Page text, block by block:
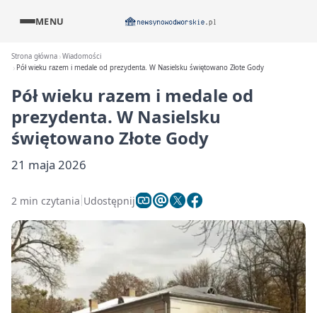
MENU
Strona główna Wiadomości
Pół wieku razem i medale od prezydenta. W Nasielsku świętowano Złote Gody
Pół wieku razem i medale od
prezydenta. W Nasielsku
świętowano Złote Gody
21 maja 2026
2 min czytania Udostępnij